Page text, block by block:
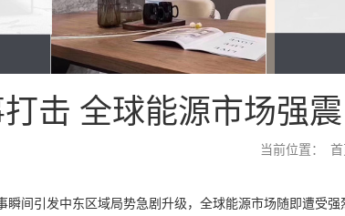
击 全球能源市场强震
当前位置： 首
间引发中东区域局势急剧升级，全球能源市场随即遭受强